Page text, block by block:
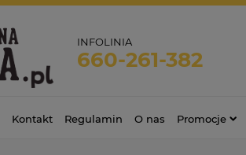
INFOLINIA
660-261-382
Kontakt Regulamin O nas Promocje